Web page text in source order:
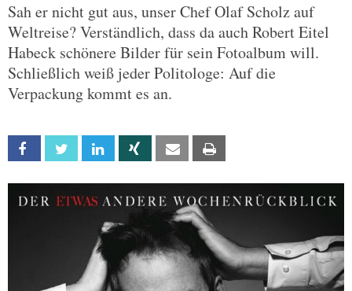
Sah er nicht gut aus, unser Chef Olaf Scholz auf
Weltreise? Verständlich, dass da auch Robert Eitel
Habeck schönere Bilder für sein Fotoalbum will.
Schließlich weiß jeder Politologe: Auf die
Verpackung kommt es an.
Facebook Twitter Linkedin Xing Email